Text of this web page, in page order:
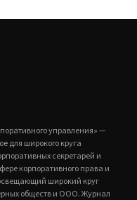
управления» —
для широкого круга
секретарей и
корпоративного права и
широкий круг
обществ и ООО. Журнал